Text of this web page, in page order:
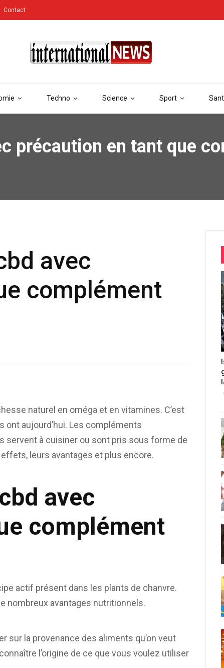
Techno Science Sport
Contact
précaution en tant que
avec
complément
naturel en oméga et en vitamines. C’est
ont aujourd’hui. Les compléments
à cuisiner ou sont pris sous forme de
leurs avantages et plus encore.
avec
complément
actif présent dans les plants de chanvre.
nombreux avantages nutritionnels.
sur la provenance des aliments qu’on veut
l’origine de ce que vous voulez utiliser